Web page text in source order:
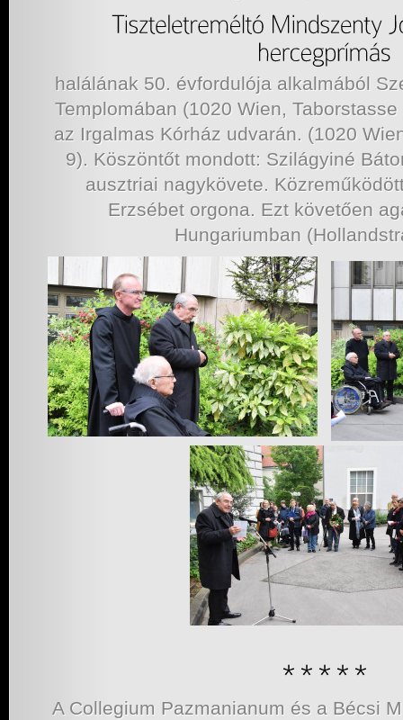
halálának 50. évfordulója alkalmából
Templomában (1020 Wien,
az Irgalmas Kórház udvarán. (1020
9). Köszöntőt mondott: Szilágyiné
ausztriai nagykövete.
Erzsébet orgona. Ezt követően
Hungariumban
A Collegium Pazmanianum és a Bécsi